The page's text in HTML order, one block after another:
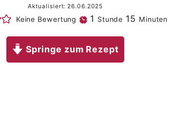
Aktualisiert: 26.06.2025
Keine Bewertung 1 Stunde
Stunde 15 Minuten
Minuten
Springe zum Rezept